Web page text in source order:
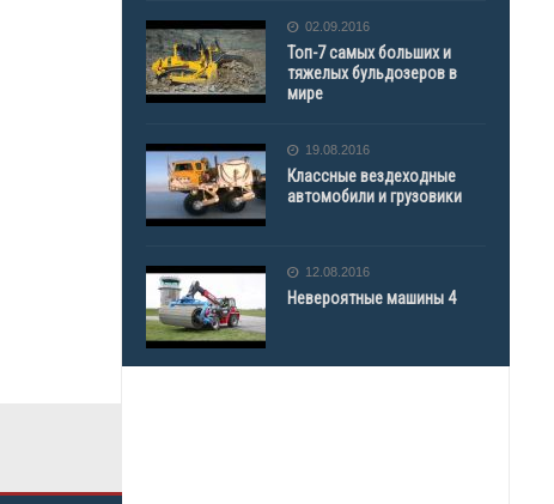
02.09.2016
Топ-7 самых больших и
тяжелых бульдозеров в
мире
19.08.2016
Классные вездеходные
автомобили и грузовики
12.08.2016
Невероятные машины 4